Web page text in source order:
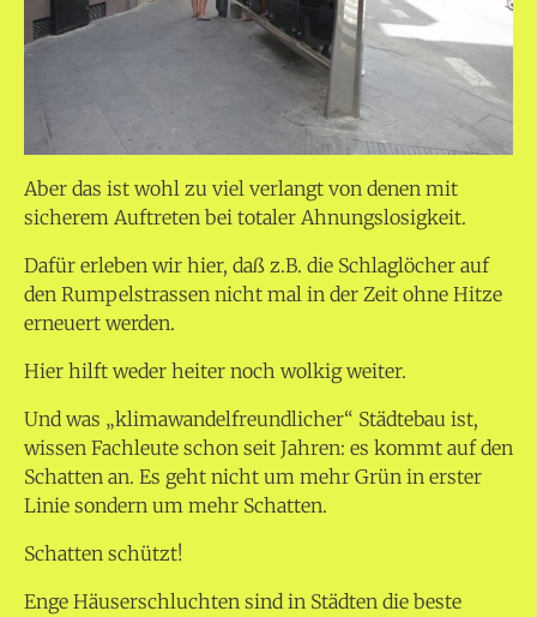
Aber das ist wohl zu viel verlangt von denen mit
sicherem Auftreten bei totaler Ahnungslosigkeit.
Dafür erleben wir hier, daß z.B. die Schlaglöcher auf
den Rumpelstrassen nicht mal in der Zeit ohne Hitze
erneuert werden.
Hier hilft weder heiter noch wolkig weiter.
Und was „klimawandelfreundlicher“ Städtebau ist,
wissen Fachleute schon seit Jahren: es kommt auf den
Schatten an. Es geht nicht um mehr Grün in erster
Linie sondern um mehr Schatten.
Schatten schützt!
Enge Häuserschluchten sind in Städten die beste